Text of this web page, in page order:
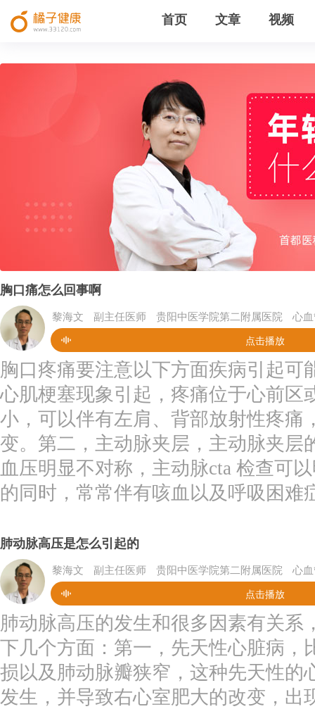
首页 文章 视频
胸口痛怎么回事啊
黎海文 副主任医师 贵阳中医学院第二附属医院 心
点击播放
胸口疼痛要注意以下方面疾病引起
心肌梗塞现象引起，疼痛位于心前区
小，可以伴有左肩、背部放射性疼痛
变。第二，主动脉夹层，主动脉夹
血压明显不对称，主动脉cta 检查可
的同时，常常伴有咳血以及呼吸困难
肺动脉高压是怎么引起的
黎海文 副主任医师 贵阳中医学院第二附属医院 心
点击播放
肺动脉高压的发生和很多因素有关
下几个方面：第一，先天性心脏病，
损以及肺动脉瓣狭窄，这种先天性的
发生，并导致右心室肥大的改变，出